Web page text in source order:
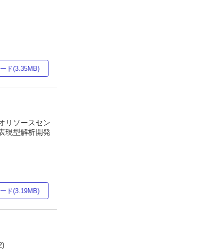
ド(3.35MB)
リソースセン
現型解析開発
ド(3.19MB)